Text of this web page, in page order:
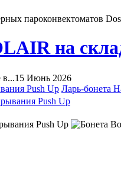
пароконвектоматов
на
в...15 Июнь 2026
Push Up Ларь-бонета